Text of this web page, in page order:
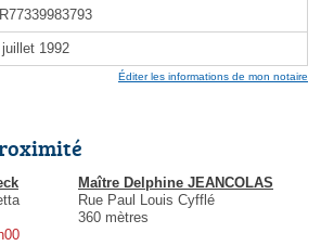
juillet 1992
Éditer les informations de mon notaire
Maître Delphine JEANCOLAS
Rue Paul Louis Cyfflé
360 mètres